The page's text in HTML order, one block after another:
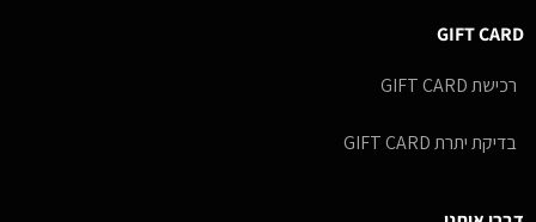
GIFT CARD
רכישת GIFT CARD
בדיקת יתרת GIFT CARD